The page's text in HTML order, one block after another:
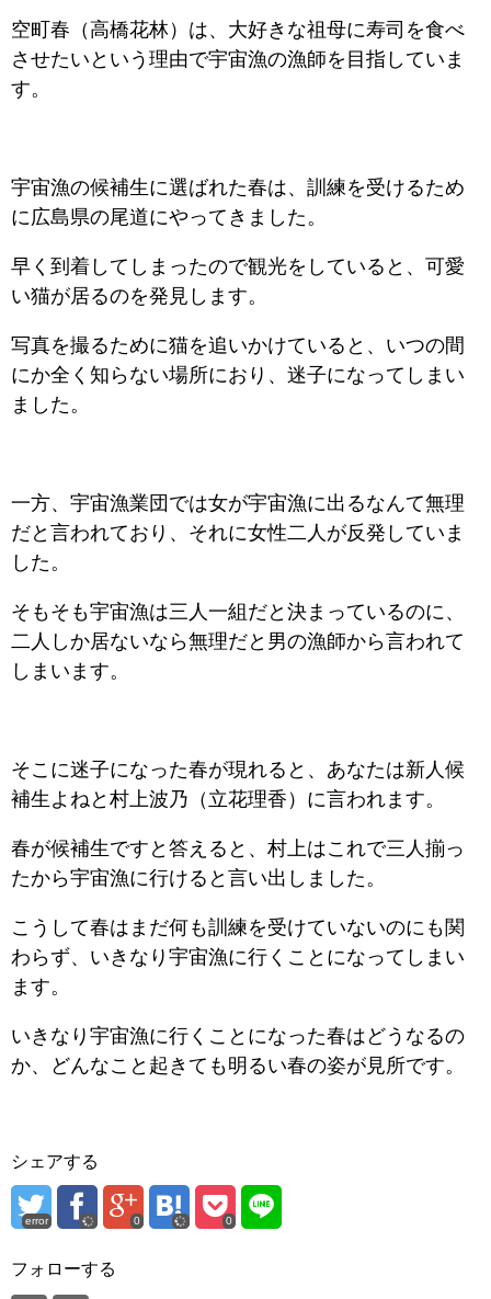
空町春（高橋花林）は、大好きな祖母に寿司を食べ
させたいという理由で宇宙漁の漁師を目指していま
す。
宇宙漁の候補生に選ばれた春は、訓練を受けるため
に広島県の尾道にやってきました。
早く到着してしまったので観光をしていると、可愛
い猫が居るのを発見します。
写真を撮るために猫を追いかけていると、いつの間
にか全く知らない場所におり、迷子になってしまい
ました。
一方、宇宙漁業団では女が宇宙漁に出るなんて無理
だと言われており、それに女性二人が反発していま
した。
そもそも宇宙漁は三人一組だと決まっているのに、
二人しか居ないなら無理だと男の漁師から言われて
しまいます。
そこに迷子になった春が現れると、あなたは新人候
補生よねと村上波乃（立花理香）に言われます。
春が候補生ですと答えると、村上はこれで三人揃っ
たから宇宙漁に行けると言い出しました。
こうして春はまだ何も訓練を受けていないのにも関
わらず、いきなり宇宙漁に行くことになってしまい
ます。
いきなり宇宙漁に行くことになった春はどうなるの
か、どんなこと起きても明るい春の姿が見所です。
シェアする
error 0 0
フォローする